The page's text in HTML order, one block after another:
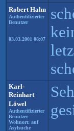
Robert Hahn
Authentifizierter
Benutzer
03.03.2001 08:07
Karl-
Reinhart
Löwel
Authentifizierter
Benutzer
Wohnort: auf
Asylsuche